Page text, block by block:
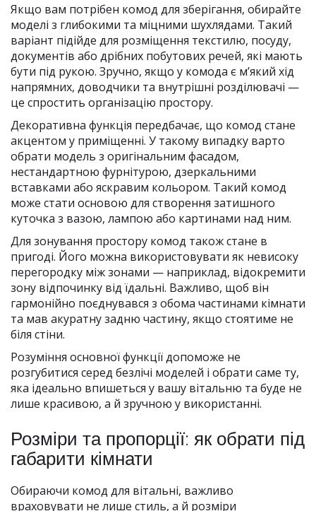
Якщо вам потрібен комод для зберігання, обирайте
моделі з глибокими та міцними шухлядами. Такий
варіант підійде для розміщення текстилю, посуду,
документів або дрібних побутових речей, які мають
бути під рукою. Зручно, якщо у комода є м’який хід
напрямних, доводчики та внутрішні розділювачі —
це спростить організацію простору.
Декоративна функція передбачає, що комод стане
акцентом у приміщенні. У такому випадку варто
обрати модель з оригінальним фасадом,
нестандартною фурнітурою, дзеркальними
вставками або яскравим кольором. Такий комод
може стати основою для створення затишного
куточка з вазою, лампою або картинами над ним.
Для зонування простору комод також стане в
пригоді. Його можна використовувати як невисоку
перегородку між зонами — наприклад, відокремити
зону відпочинку від їдальні. Важливо, щоб він
гармонійно поєднувався з обома частинами кімнати
та мав акуратну задню частину, якщо стоятиме не
біля стіни.
Розуміння основної функції допоможе не
розгубитися серед безлічі моделей і обрати саме ту,
яка ідеально впишеться у вашу вітальню та буде не
лише красивою, а й зручною у використанні.
Розміри та пропорції: як обрати під
габарити кімнати
Обираючи комод для вітальні, важливо
враховувати не лише стиль, а й розміри